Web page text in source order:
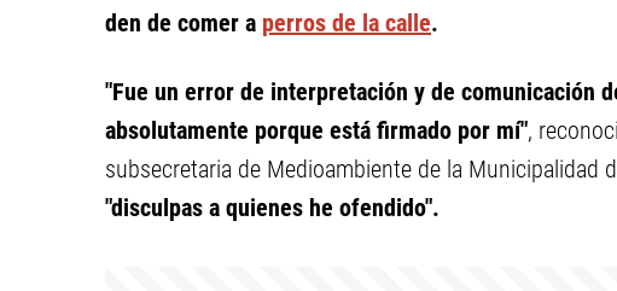
den de comer a perros de la calle.
"Fue un error de interpretación y de comunicación
absolutamente porque está firmado por mí",
subsecretaria de Medioambiente de la Municipalidad
"disculpas a quienes he ofendido".